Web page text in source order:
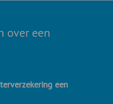
over een
een